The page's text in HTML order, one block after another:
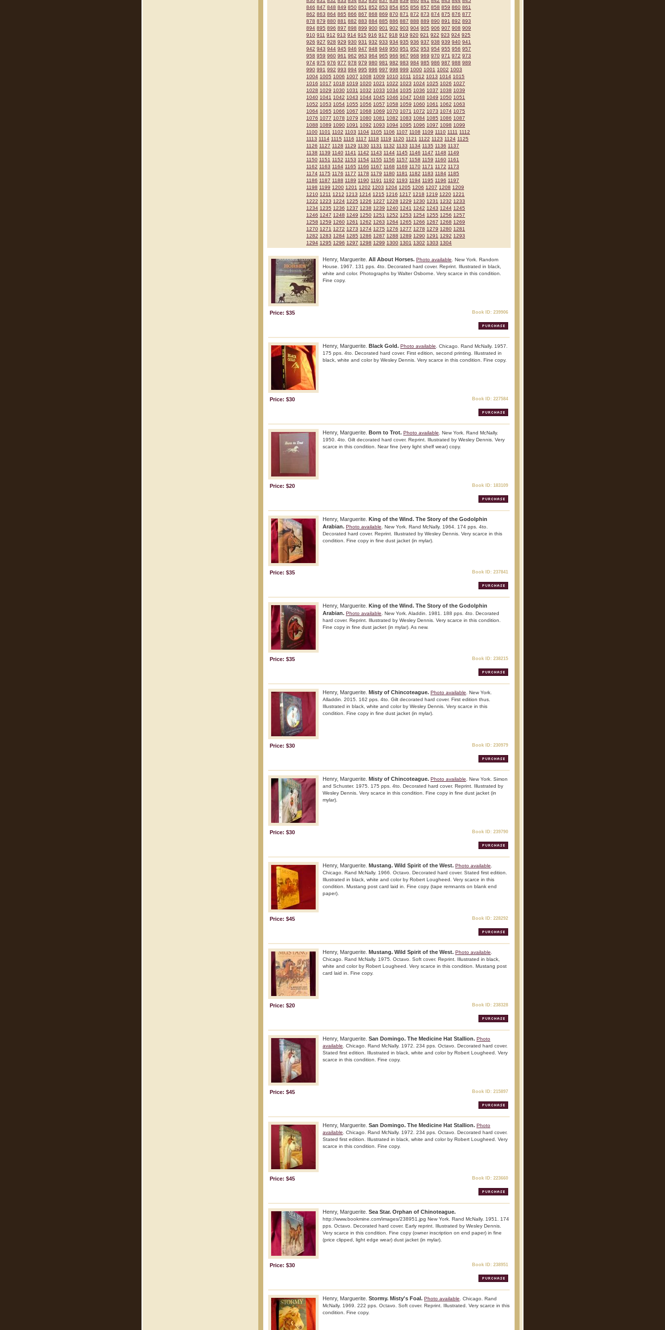
846 847 848 849 850 851 852 853 854 855 856 857 858 859 860 861
862 863 864 865 866 867 868 869 870 871 872 873 874 875 876 877
878 879 880 881 882 883 884 885 886 887 888 889 890 891 892 893
894 895 896 897 898 899 900 901 902 903 904 905 906 907 908 909
910 911 912 913 914 915 916 917 918 919 920 921 922 923 924 925
926 927 928 929 930 931 932 933 934 935 936 937 938 939 940 941
942 943 944 945 946 947 948 949 950 951 952 953 954 955 956 957
958 959 960 961 962 963 964 965 966 967 968 969 970 971 972 973
974 975 976 977 978 979 980 981 982 983 984 985 986 987 988 989
990 991 992 993 994 995 996 997 998 999 1000 1001 1002 1003
1004 1005 1006 1007 1008 1009 1010 1011 1012 1013 1014 1015
1016 1017 1018 1019 1020 1021 1022 1023 1024 1025 1026 1027
1028 1029 1030 1031 1032 1033 1034 1035 1036 1037 1038 1039
1040 1041 1042 1043 1044 1045 1046 1047 1048 1049 1050 1051
1052 1053 1054 1055 1056 1057 1058 1059 1060 1061 1062 1063
1064 1065 1066 1067 1068 1069 1070 1071 1072 1073 1074 1075
1076 1077 1078 1079 1080 1081 1082 1083 1084 1085 1086 1087
1088 1089 1090 1091 1092 1093 1094 1095 1096 1097 1098 1099
1100 1101 1102 1103 1104 1105 1106 1107 1108 1109 1110 1111 1112
1113 1114 1115 1116 1117 1118 1119 1120 1121 1122 1123 1124 1125
1126 1127 1128 1129 1130 1131 1132 1133 1134 1135 1136 1137
1138 1139 1140 1141 1142 1143 1144 1145 1146 1147 1148 1149
1150 1151 1152 1153 1154 1155 1156 1157 1158 1159 1160 1161
1162 1163 1164 1165 1166 1167 1168 1169 1170 1171 1172 1173
1174 1175 1176 1177 1178 1179 1180 1181 1182 1183 1184 1185
1186 1187 1188 1189 1190 1191 1192 1193 1194 1195 1196 1197
1198 1199 1200 1201 1202 1203 1204 1205 1206 1207 1208 1209
1210 1211 1212 1213 1214 1215 1216 1217 1218 1219 1220 1221
1222 1223 1224 1225 1226 1227 1228 1229 1230 1231 1232 1233
1234 1235 1236 1237 1238 1239 1240 1241 1242 1243 1244 1245
1246 1247 1248 1249 1250 1251 1252 1253 1254 1255 1256 1257
1258 1259 1260 1261 1262 1263 1264 1265 1266 1267 1268 1269
1270 1271 1272 1273 1274 1275 1276 1277 1278 1279 1280 1281
1282 1283 1284 1285 1286 1287 1288 1289 1290 1291 1292 1293
1294 1295 1296 1297 1298 1299 1300 1301 1302 1303 1304
Henry, Marguerite. All About Horses. Photo available . New York. Random
House. 1967. 131 pps. 4to. Decorated hard cover. Reprint. Illustrated in black,
white and color. Photographs by Walter Osborne. Very scarce in this condition.
Fine copy.
Price: $35 Book ID: 239906
Henry, Marguerite. Black Gold. Photo available . Chicago. Rand McNally. 1957.
175 pps. 4to. Decorated hard cover. First edition, second printing. Illustrated in
black, white and color by Wesley Dennis. Very scarce in this condition. Fine copy.
Price: $30 Book ID: 227584
Henry, Marguerite. Born to Trot. Photo available . New York. Rand McNally.
1950. 4to. Gilt decorated hard cover. Reprint. Illustrated by Wesley Dennis. Very
scarce in this condition. Near fine (very light shelf wear) copy.
Price: $20 Book ID: 183109
Henry, Marguerite. King of the Wind. The Story of the Godolphin
Arabian. Photo available . New York. Rand McNally. 1964. 174 pps. 4to.
Decorated hard cover. Reprint. Illustrated by Wesley Dennis. Very scarce in this
condition. Fine copy in fine dust jacket (in mylar).
Price: $35 Book ID: 237841
Henry, Marguerite. King of the Wind. The Story of the Godolphin
Arabian. Photo available . New York. Aladdin. 1981. 188 pps. 4to. Decorated
hard cover. Reprint. Illustrated by Wesley Dennis. Very scarce in this condition.
Fine copy in fine dust jacket (in mylar). As new.
Price: $35 Book ID: 238215
Henry, Marguerite. Misty of Chincoteague. Photo available . New York.
Alladdin. 2015. 162 pps. 4to. Gilt decorated hard cover. First edition thus.
Illustrated in black, white and color by Wesley Dennis. Very scarce in this
condition. Fine copy in fine dust jacket (in mylar).
Price: $30 Book ID: 230979
Henry, Marguerite. Misty of Chincoteague. Photo available . New York. Simon
and Schuster. 1975. 175 pps. 4to. Decorated hard cover. Reprint. Illustrated by
Wesley Dennis. Very scarce in this condition. Fine copy in fine dust jacket (in
mylar).
Price: $30 Book ID: 239790
Henry, Marguerite. Mustang. Wild Spirit of the West. Photo available
Chicago. Rand McNally. 1966. Octavo. Decorated hard cover. Stated first edition.
Illustrated in black, white and color by Robert Lougheed. Very scarce in this
condition. Mustang post card laid in. Fine copy (tape remnants on blank end
paper).
Price: $45 Book ID: 228292
Henry, Marguerite. Mustang. Wild Spirit of the West. Photo available
Chicago. Rand McNally. 1975. Octavo. Soft cover. Reprint. Illustrated in black,
white and color by Robert Lougheed. Very scarce in this condition. Mustang post
card laid in. Fine copy.
Price: $20 Book ID: 238328
Henry, Marguerite. San Domingo. The Medicine Hat Stallion. Photo
available . Chicago. Rand McNally. 1972. 234 pps. Octavo. Decorated hard cover.
Stated first edition. Illustrated in black, white and color by Robert Lougheed. Very
scarce in this condition. Fine copy.
Price: $45 Book ID: 215897
Henry, Marguerite. San Domingo. The Medicine Hat Stallion. Photo
available . Chicago. Rand McNally. 1972. 234 pps. Octavo. Decorated hard cover.
Stated first edition. Illustrated in black, white and color by Robert Lougheed. Very
scarce in this condition. Fine copy.
Price: $45 Book ID: 223660
Henry, Marguerite. Sea Star. Orphan of Chinoteague.
http://www.bookmine.com/images/238951.jpg New York. Rand McNally. 1951. 174
pps. Octavo. Decorated hard cover. Early reprint. Illustrated by Wesley Dennis.
Very scarce in this condition. Fine copy (owner inscription on end paper) in fine
(price clipped, light edge wear) dust jacket (in mylar).
Price: $30 Book ID: 238951
Henry, Marguerite. Stormy. Misty's Foal. Photo available . Chicago. Rand
McNally. 1969. 222 pps. Octavo. Soft cover. Reprint. Illustrated. Very scarce in this
condition. Fine copy.